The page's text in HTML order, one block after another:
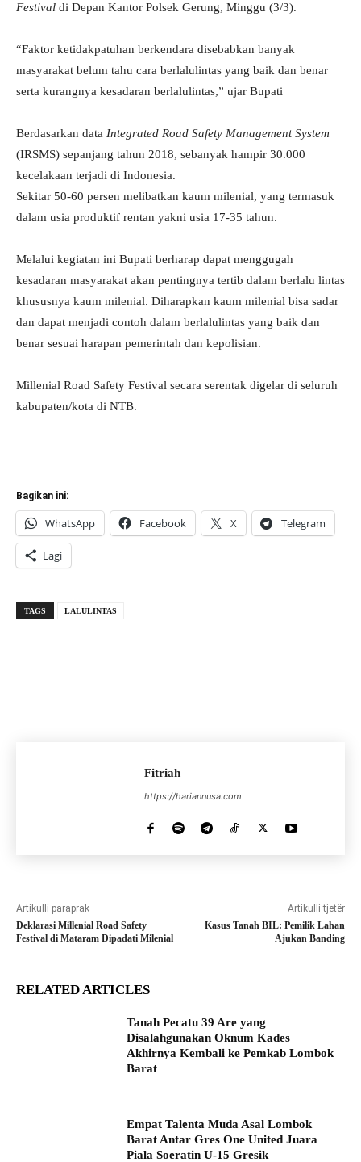
Festival di Depan Kantor Polsek Gerung, Minggu (3/3).
“Faktor ketidakpatuhan berkendara disebabkan banyak
masyarakat belum tahu cara berlalulintas yang baik dan benar
serta kurangnya kesadaran berlalulintas,” ujar Bupati
Berdasarkan data Integrated Road Safety Management System
(IRSMS) sepanjang tahun 2018, sebanyak hampir 30.000
kecelakaan terjadi di Indonesia.
Sekitar 50-60 persen melibatkan kaum milenial, yang termasuk
dalam usia produktif rentan yakni usia 17-35 tahun.
Melalui kegiatan ini Bupati berharap dapat menggugah
kesadaran masyarakat akan pentingnya tertib dalam berlalu lintas
khususnya kaum milenial. Diharapkan kaum milenial bisa sadar
dan dapat menjadi contoh dalam berlalulintas yang baik dan
benar sesuai harapan pemerintah dan kepolisian.
Millenial Road Safety Festival secara serentak digelar di seluruh
kabupaten/kota di NTB.
Bagikan ini:
WhatsApp Facebook X Telegram
Lagi
TAGS LALULINTAS
Fitriah
https://hariannusa.com
Artikulli paraprak
Deklarasi Millenial Road Safety
Festival di Mataram Dipadati Milenial
Artikulli tjetër
Kasus Tanah BIL: Pemilik Lahan
Ajukan Banding
RELATED ARTICLES
Tanah Pecatu 39 Are yang
Disalahgunakan Oknum Kades
Akhirnya Kembali ke Pemkab Lombok
Barat
Empat Talenta Muda Asal Lombok
Barat Antar Gres One United Juara
Piala Soeratin U-15 Gresik